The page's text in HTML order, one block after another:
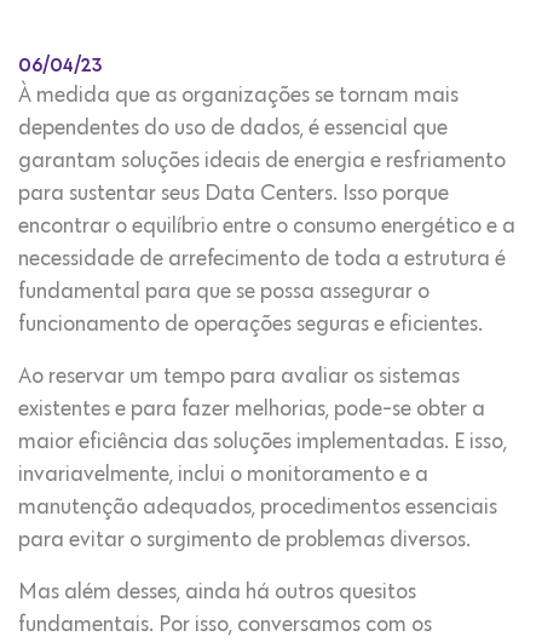
06/04/23
À medida que as organizações se tornam mais
dependentes do uso de dados, é essencial que
garantam soluções ideais de energia e resfriamento
para sustentar seus Data Centers. Isso porque
encontrar o equilíbrio entre o consumo energético e a
necessidade de arrefecimento de toda a estrutura é
fundamental para que se possa assegurar o
funcionamento de operações seguras e eficientes.
Ao reservar um tempo para avaliar os sistemas
existentes e para fazer melhorias, pode-se obter a
maior eficiência das soluções implementadas. E isso,
invariavelmente, inclui o monitoramento e a
manutenção adequados, procedimentos essenciais
para evitar o surgimento de problemas diversos.
Mas além desses, ainda há outros quesitos
fundamentais. Por isso, conversamos com os